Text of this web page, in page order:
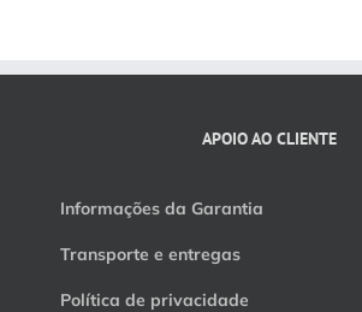
APOIO AO CLIENTE
Informações da Garantia
Transporte e entregas
Política de privacidade